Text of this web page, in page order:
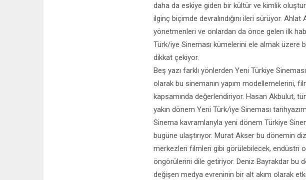
daha da eskiye giden bir kültür ve kimlik
ilginç biçimde devralındığını ileri sürüyor.
yönetmenleri ve onlardan da önce gelen ilk
Türk/iye Sineması kümelerini ele almak üzere
dikkat çekiyor.
Beş yazı farklı yönlerden Yeni Türkiye
olarak bu sinemanın yapım modellemelerini,
kapsamında değerlendiriyor. Hasan Akbulut,
yakın dönem Yeni Türk/iye Sineması
Sinema kavramlarıyla yeni dönem Türkiye
bugüne ulaştırıyor. Murat Akser bu dönemin
merkezleri filmleri gibi görülebilecek, endüstri
öngörülerini dile getiriyor. Deniz Bayrakdar bu
değişen medya evreninin bir alt akım olarak